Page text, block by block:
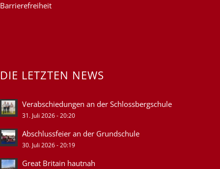
Barrierefreiheit
DIE LETZTEN NEWS
Verabschiedungen an der Schlossbergschule
31. Juli 2026 - 20:20
Abschlussfeier an der Grundschule
30. Juli 2026 - 20:19
Great Britain hautnah